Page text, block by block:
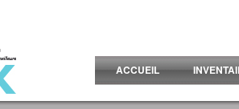
ACCUEIL